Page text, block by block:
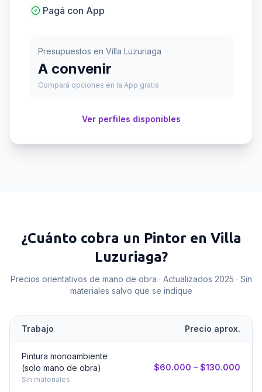
Pagá con App
Presupuestos en Villa Luzuriaga
A convenir
Compará opciones en la App gratis
Ver perfiles disponibles
¿Cuánto cobra un Pintoren Villa
Luzuriaga?
Precios orientativos de mano de obra · Actualizados 2025 · Sin
materiales salvo que se indique
Trabajo Precio aprox.
Pintura monoambiente
(solo mano de obra)
Sin materiales
$60.000 – $130.000